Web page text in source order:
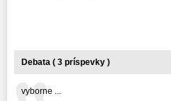
Debata ( 3 príspevky )
vyborne ...